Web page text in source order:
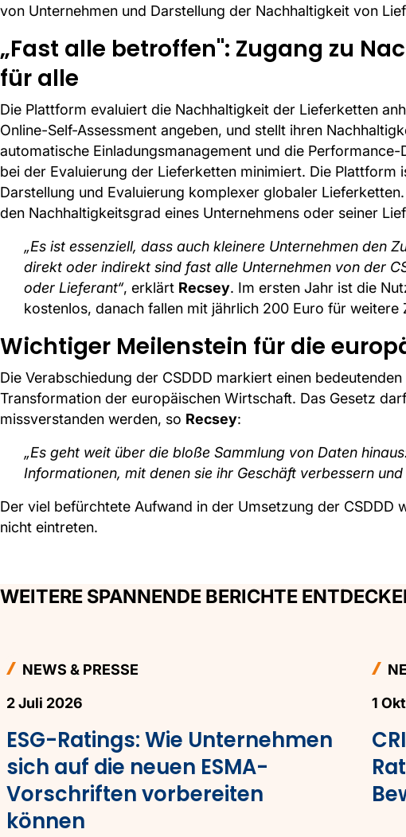
von Unternehmen und Darstellung der Nachhaltigkeit von
„Fast alle betroffen": Zugang zu
für alle
Die Plattform evaluiert die Nachhaltigkeit der Lieferketten
Online-Self-Assessment angeben, und stellt ihren
automatische Einladungsmanagement und die
bei der Evaluierung der Lieferketten minimiert. Die
Darstellung und Evaluierung komplexer globaler
den Nachhaltigkeitsgrad eines Unternehmens oder seiner
„Es ist essenziell, dass auch kleinere Unternehmen den
direkt oder indirekt sind fast alle Unternehmen von der
oder Lieferant“, erklärt Recsey. Im ersten Jahr ist die
kostenlos, danach fallen mit jährlich 200 Euro für weitere
Wichtiger Meilenstein für die
Die Verabschiedung der CSDDD markiert einen
Transformation der europäischen Wirtschaft. Das Gesetz
missverstanden werden, so Recsey:
„Es geht weit über die bloße Sammlung von Daten
Informationen, mit denen sie ihr Geschäft verbessern
Der viel befürchtete Aufwand in der Umsetzung der CSDDD
nicht eintreten.
WEITERE SPANNENDE BERICHTE
NEWS & PRESSE
2 Juli 2026
ESG-Ratings: Wie Unternehmen
sich auf die neuen ESMA-
Vorschriften vorbereiten
können
1